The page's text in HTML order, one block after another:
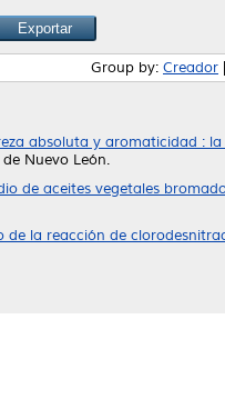
Group by: Creador
absoluta y aromaticidad :
Nuevo León.
de aceites vegetales
de la reacción de